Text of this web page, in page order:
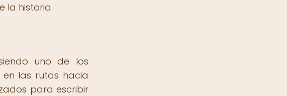
la historia.
uno de los
las rutas hacia
para escribir